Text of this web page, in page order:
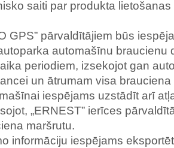
saiti par produkta lietošanas
GPS” pārvaldītājiem būs
automašīnu braucienu
periodiem, izsekojot gan
un ātrumam visa
iespējams uzstādīt arī
„ERNEST” ierīces
maršrutu.
informāciju iespējams